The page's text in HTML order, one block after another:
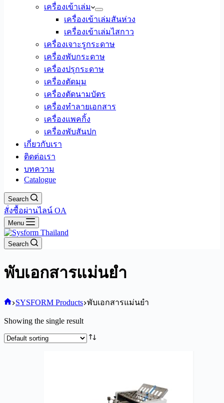
เครื่องเข้าเล่ม
เครื่องเข้าเล่มสันห่วง
เครื่องเข้าเล่มไสกาว
เครื่องเจาะรูกระดาษ
เครื่องพับกระดาษ
เครื่องปรุกระดาษ
เครื่องตัดมุม
เครื่องตัดนามบัตร
เครื่องทำลายเอกสาร
เครื่องแพคกิ้ง
เครื่องพับสันปก
เกี่ยวกับเรา
ติดต่อเรา
บทความ
Catalogue
Search
สั่งซื้อผ่านไลน์ OA
Menu
Search
พับเอกสารแม่นยำ
Home
SYSFORM Products พับเอกสารแม่นยำ
Showing the single result